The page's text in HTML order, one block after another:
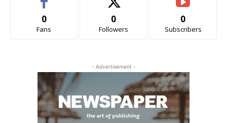
0
Fans
0
Followers
0
Subscribers
- Advertisement -